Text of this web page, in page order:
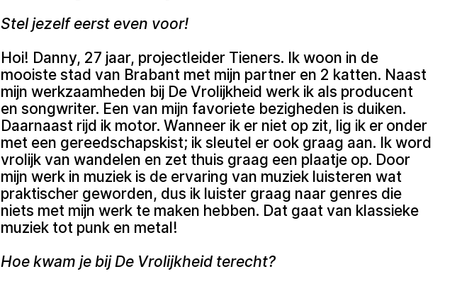
Stel jezelf eerst even voor!
Hoi! Danny, 27 jaar, projectleider Tieners. Ik woon in de
mooiste stad van Brabant met mijn partner en 2 katten. Naast
mijn werkzaamheden bij De Vrolijkheid werk ik als producent
en songwriter. Een van mijn favoriete bezigheden is duiken.
Daarnaast rijd ik motor. Wanneer ik er niet op zit, lig ik er onder
met een gereedschapskist; ik sleutel er ook graag aan. Ik word
vrolijk van wandelen en zet thuis graag een plaatje op. Door
mijn werk in muziek is de ervaring van muziek luisteren wat
praktischer geworden, dus ik luister graag naar genres die
niets met mijn werk te maken hebben. Dat gaat van klassieke
muziek tot punk en metal!
Hoe kwam je bij De Vrolijkheid terecht?